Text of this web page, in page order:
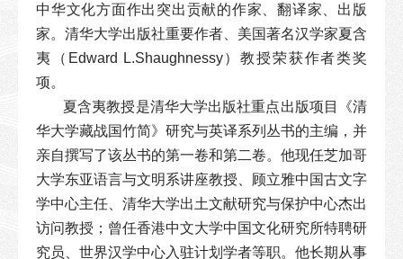
中华文化方面作出突出贡献的作家、翻译家、出版
家。清华大学出版社重要作者、美国著名汉学家夏含
夷（Edward L.Shaughnessy）教授荣获作者类奖
项。
夏含夷教授是清华大学出版社重点出版项目《清
华大学藏战国竹简》研究与英译系列丛书的主编，并
亲自撰写了该丛书的第一卷和第二卷。他现任芝加哥
大学东亚语言与文明系讲座教授、顾立雅中国古文字
学中心主任、清华大学出土文献研究与保护中心杰出
访问教授；曾任香港中文大学中国文化研究所特聘研
究员、世界汉学中心入驻计划学者等职。他长期从事